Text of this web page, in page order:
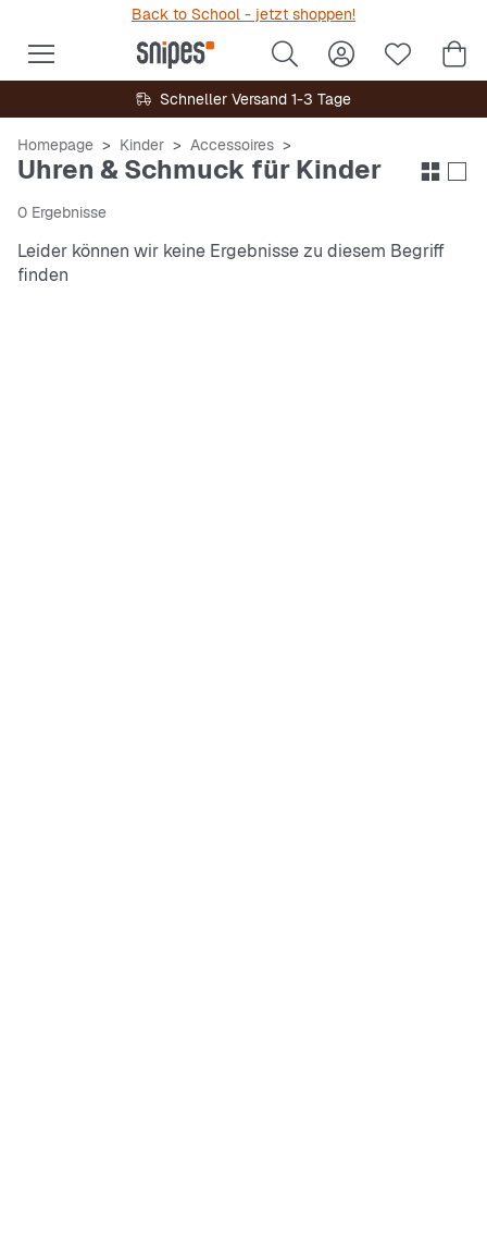
Back to School - jetzt shoppen!
Schneller Versand 1-3 Tage
Homepage Kinder Accessoires
Uhren & Schmuck für Kinder
0 Ergebnisse
Leider können wir keine Ergebnisse zu diesem Begriff
finden